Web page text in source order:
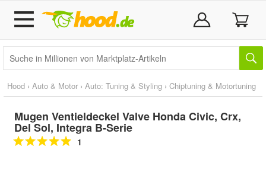
Hood › Auto & Motor › Auto: Tuning & Styling › Chiptuning & Motortuning
Mugen Ventieldeckel Valve Honda Civic, Crx,
Del Sol, Integra B-Serie
1